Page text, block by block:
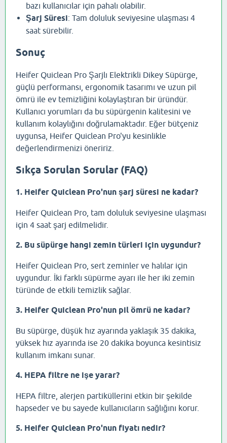
bazı kullanıcılar için pahalı olabilir.
Şarj Süresi: Tam doluluk seviyesine ulaşması 4
saat sürebilir.
Sonuç
Heifer Quiclean Pro Şarjlı Elektrikli Dikey Süpürge,
güçlü performansı, ergonomik tasarımı ve uzun pil
ömrü ile ev temizliğini kolaylaştıran bir üründür.
Kullanıcı yorumları da bu süpürgenin kalitesini ve
kullanım kolaylığını doğrulamaktadır. Eğer bütçeniz
uygunsa, Heifer Quiclean Pro'yu kesinlikle
değerlendirmenizi öneririz.
Sıkça Sorulan Sorular (FAQ)
1. Heifer Quiclean Pro'nun şarj süresi ne kadar?
Heifer Quiclean Pro, tam doluluk seviyesine ulaşması
için 4 saat şarj edilmelidir.
2. Bu süpürge hangi zemin türleri için uygundur?
Heifer Quiclean Pro, sert zeminler ve halılar için
uygundur. İki farklı süpürme ayarı ile her iki zemin
türünde de etkili temizlik sağlar.
3. Heifer Quiclean Pro'nun pil ömrü ne kadar?
Bu süpürge, düşük hız ayarında yaklaşık 35 dakika,
yüksek hız ayarında ise 20 dakika boyunca kesintisiz
kullanım imkanı sunar.
4. HEPA filtre ne işe yarar?
HEPA filtre, alerjen partiküllerini etkin bir şekilde
hapseder ve bu sayede kullanıcıların sağlığını korur.
5. Heifer Quiclean Pro'nun fiyatı nedir?